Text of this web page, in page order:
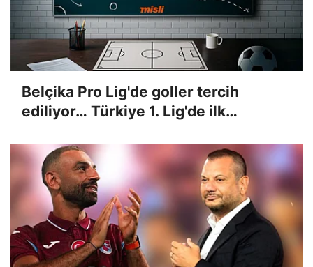
Belçika Pro Lig'de goller tercih
ediliyor… Türkiye 1. Lig'de ilk
Misli'den günün tüyoları